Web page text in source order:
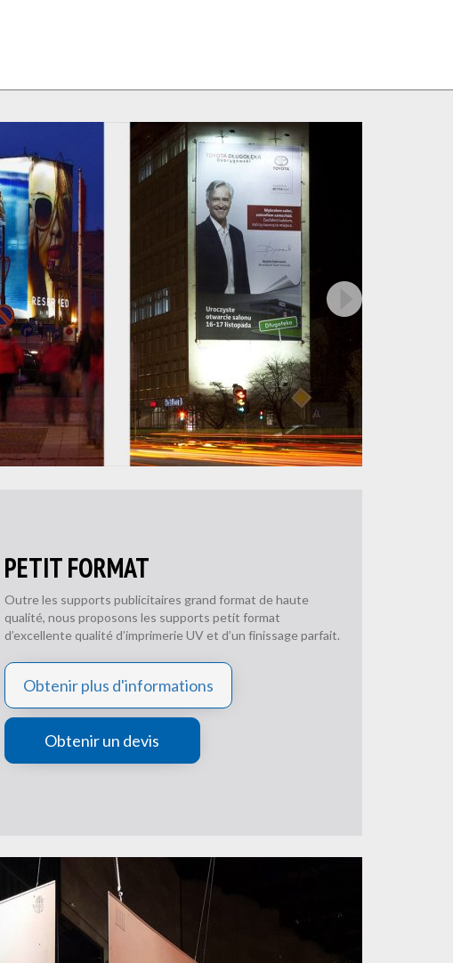
PETIT FORMAT
Outre les supports publicitaires grand format de haute
qualité, nous proposons les supports petit format
d’excellente qualité d’imprimerie UV et d’un finissage parfait.
Obtenir plus d'informations
Obtenir un devis